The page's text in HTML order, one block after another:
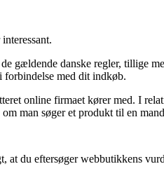
gældende danske regler, tillige
forbindelse med dit indkøb.
online firmaet kører med. I
man søger et produkt til en
at du eftersøger webbutikkens